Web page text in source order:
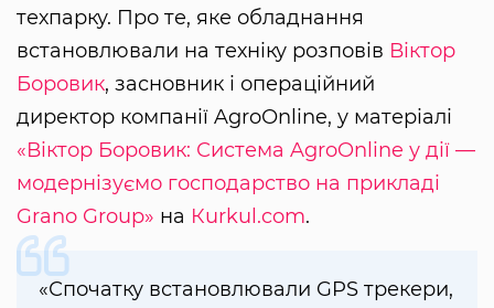
техпарку. Про те, яке обладнання
встановлювали на техніку розповів Віктор
Боровик, засновник і операційний
директор компанії AgroОnline, у матеріалі
«Віктор Боровик: Система AgroOnline у дії —
модернізуємо господарство на прикладі
Grano Group» на Кurkul.com.
«Спочатку встановлювали GPS трекери,